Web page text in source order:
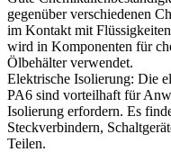
gegenüber verschiedenen
im Kontakt mit
wird in Komponenten für
Ölbehälter verwendet.
Elektrische Isolierung: Die
PA6 sind vorteilhaft für
Isolierung erfordern. Es
Steckverbindern,
Teilen.